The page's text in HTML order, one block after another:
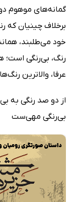
گمانه‌های موهوم
برخلاف چینیان که
خود می‌طلبند،
رنگ، بی‌رنگی است؛
عرفا، والاترین
از دو صد رنگی به
بی‌رنگی مهی‌ست